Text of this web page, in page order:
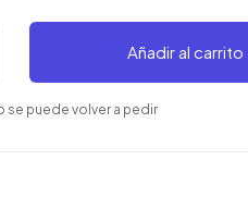
Añadir al carrito
se puede volver a pedir